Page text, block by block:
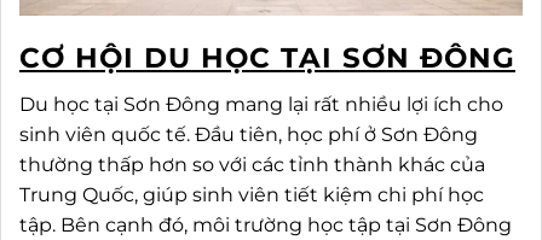
CƠ HỘI DU HỌC TẠI SƠN ĐÔNG
Du học tại Sơn Đông mang lại rất nhiều lợi ích cho
sinh viên quốc tế. Đầu tiên, học phí ở Sơn Đông
thường thấp hơn so với các tỉnh thành khác của
Trung Quốc, giúp sinh viên tiết kiệm chi phí học
tập. Bên cạnh đó, môi trường học tập tại Sơn Đông